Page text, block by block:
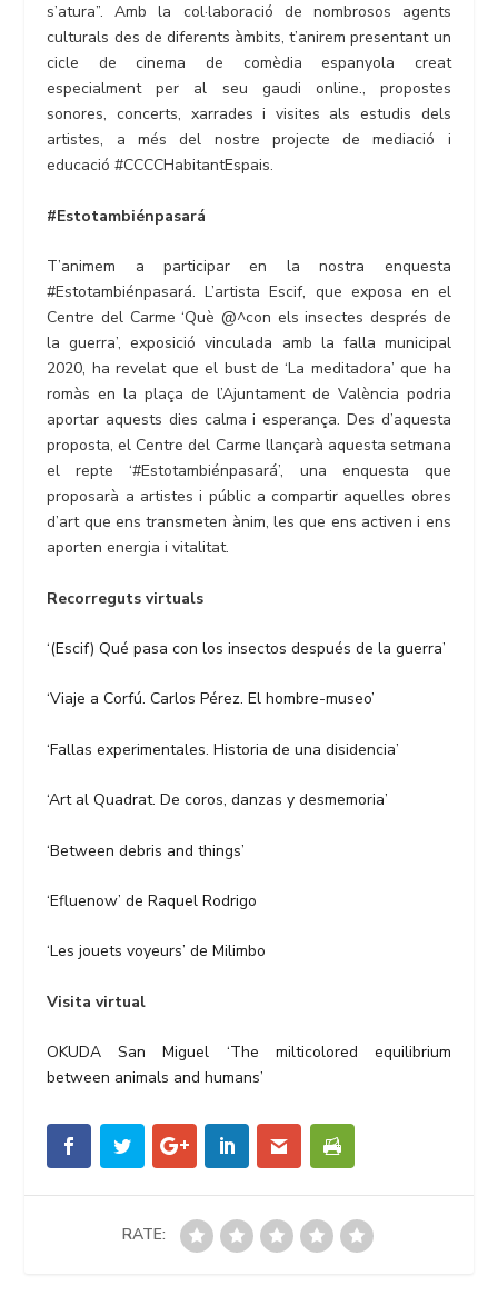
s’atura”. Amb la col·laboració de nombrosos agents
culturals des de diferents àmbits, t’anirem presentant un
cicle de cinema de comèdia espanyola creat
especialment per al seu gaudi online., propostes
sonores, concerts, xarrades i visites als estudis dels
artistes, a més del nostre projecte de mediació i
educació #CCCCHabitantEspais.
#Estotambiénpasará
T’animem a participar en la nostra enquesta
#Estotambiénpasará. L’artista Escif, que exposa en el
Centre del Carme ‘Què @^con els insectes després de
la guerra’, exposició vinculada amb la falla municipal
2020, ha revelat que el bust de ‘La meditadora’ que ha
romàs en la plaça de l’Ajuntament de València podria
aportar aquests dies calma i esperança. Des d’aquesta
proposta, el Centre del Carme llançarà aquesta setmana
el repte ‘#Estotambiénpasará’, una enquesta que
proposarà a artistes i públic a compartir aquelles obres
d’art que ens transmeten ànim, les que ens activen i ens
aporten energia i vitalitat.
Recorreguts virtuals
‘(Escif) Qué pasa con los insectos después de la guerra’
‘Viaje a Corfú. Carlos Pérez. El hombre-museo’
‘Fallas experimentales. Historia de una disidencia’
‘Art al Quadrat. De coros, danzas y desmemoria’
‘Between debris and things’
‘Efluenow’ de Raquel Rodrigo
‘Les jouets voyeurs’ de Milimbo
Visita virtual
OKUDA San Miguel ‘The milticolored equilibrium
between animals and humans’
RATE: